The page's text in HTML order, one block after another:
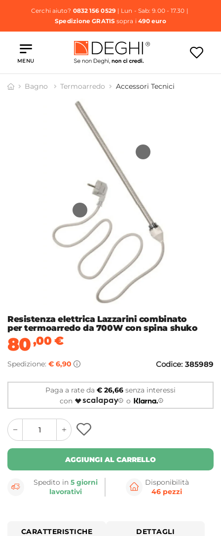
Cerchi aiuto? 0832 156 0529| Lun - Sab: 9.00 - 17.30 |
Spedizione GRATISsopra i 490 euro
MENU
Bagno Termoarredo Accessori Tecnici
Resistenza elettrica Lazzarini combinato
per termoarredo da 700W con spina shuko
80,00€
Spedizione: € 6,90 Codice: 385989
Paga a rate da € 26,66 senza interessi
con
o
quantity
button
quantity
minus
button
AGGIUNGI AL CARRELLO
Spedito in5 giorni
lavorativi
Disponibilità
46 pezzi
CARATTERISTICHE DETTAGLI